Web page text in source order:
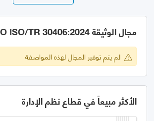
مجال الوثيقة GSO ISO/TR 30406:2024
لم يتم توفير المجال لهذه المواصفة
الأكثر مبيعاً في قطاع نظم الإدارة